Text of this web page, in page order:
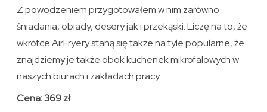
Z powodzeniem przygotowałem w nim zarówno
śniadania, obiady, desery jak i przekąski. Liczę na to, że
wkrótce AirFryery staną się także na tyle popularne, że
znajdziemy je także obok kuchenek mikrofalowych w
naszych biurach i zakładach pracy.
Cena: 369 zł